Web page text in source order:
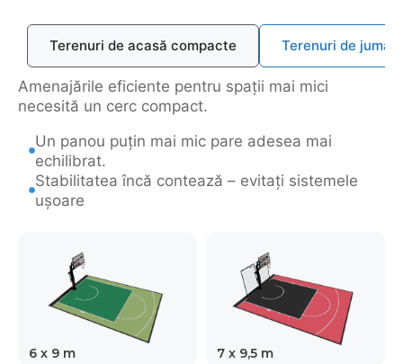
Terenuri de acasă compacte Terenuri de
Amenajările eficiente pentru spații mai mici
necesită un cerc compact.
Un panou puțin mai mic pare adesea mai
echilibrat.
Stabilitatea încă contează – evitați sistemele
ușoare
6 x 9 m 7 x 9,5 m